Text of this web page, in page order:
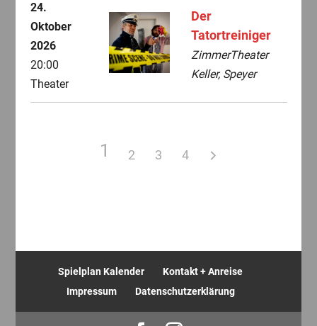
24.
Oktober
2026
20:00
Theater
Der
Tatortreiniger
ZimmerTheater
Keller, Speyer
1 2 3 4
Spielplan Kalender
Kontakt + Anreise
Impressum
Datenschutzerklärung